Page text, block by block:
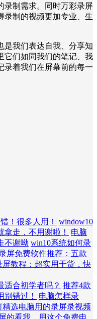
录制需求。同时万彩录屏
录制的视频更加专业、生
是我们表达自我、分享知
它们如同我们的笔记、我
录着我们在屏幕前的每一
！很多人用！
window10
走，不用谢啦！
电脑
不谢呦 win10系统如何录
屏免费软件推荐：五款
屏教程：超实用干货，快
适合初学者吗？ 推荐4款
错过！
电脑怎样录
精选电脑用的录屏录视频
的看我，用这个免费电